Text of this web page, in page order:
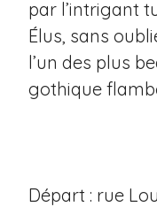
par l’intrigant
Élus, sans
l’un des plus
gothique
Départ : rue